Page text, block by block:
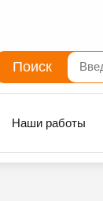
Поиск
Наши работы